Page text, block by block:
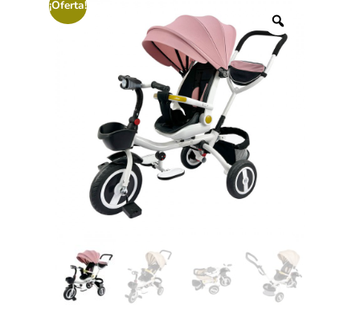
¡Oferta!